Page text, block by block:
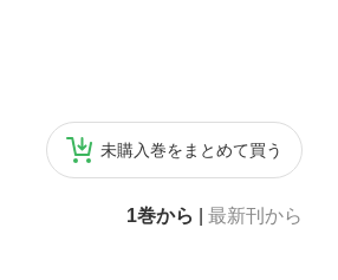
未購入巻をまとめて買う
1巻から 最新刊から